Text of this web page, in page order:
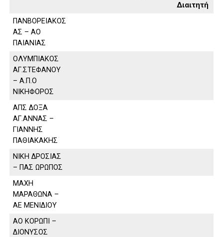
Διαιτητή
ΠΑΝΒΟΡΕΙΑΚΟΣ
ΑΣ – ΑΟ
ΠΑΙΑΝΙΑΣ
ΟΛΥΜΠΙΑΚΟΣ
ΑΓ.ΣΤΕΦΑΝΟΥ
– Α.Π.Ο
ΝΙΚΗΦΟΡΟΣ
ΑΠΣ ΔΟΞΑ
ΑΓ.ΑΝΝΑΣ –
ΓΙΑΝΝΗΣ
ΠΑΘΙΑΚΑΚΗΣ
ΝΙΚΗ ΔΡΟΣΙΑΣ
– ΠΑΣ ΩΡΩΠΟΣ
ΜΑΧΗ
ΜΑΡΑΘΩΝΑ –
ΑΕ ΜΕΝΙΔΙΟΥ
ΑΟ ΚΟΡΩΠΙ –
ΔΙΟΝΥΣΟΣ